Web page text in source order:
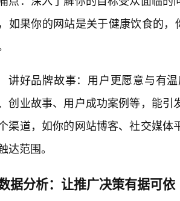
如果你的网站是关于健康饮食的
讲好品牌故事：用户更愿意与有
创业故事、用户成功案例等，能
渠道，如你的网站博客、社交媒
达范围。
据分析：让推广决策有据可依